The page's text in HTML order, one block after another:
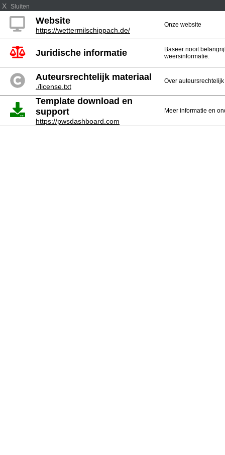
X Sluiten
Website
https://wettermilschippach.de/
Onze website
Juridische informatie
Baseer nooit
weersinformatie.
Auteursrechtelijk materiaal
./license.txt
Over
Template download en
support
https://pwsdashboard.com
Meer informatie en